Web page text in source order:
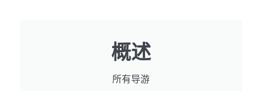
概述
所有导游